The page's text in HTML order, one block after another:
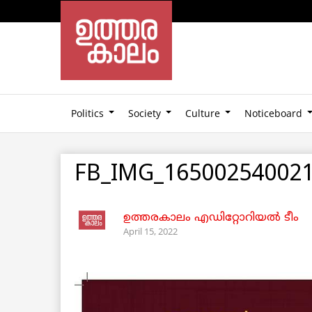
Politics Society Culture Noticeboard
ഉത്തരകാലം എഡിറ്റോറിയല്‍ ടീം
April 15, 2022